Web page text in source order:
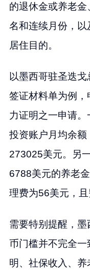
的退休金或养老
名和连续月份，
居住目的。
以墨西哥驻圣迭
签证材料单为例
力证明之一申请
投资账户月均余
273025美元。另
6788美元的养老
理费为56美元，且
需要特别提醒，
币门槛并不完全
明、社保收入、